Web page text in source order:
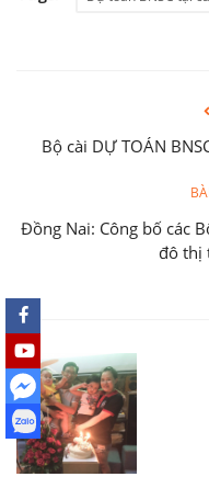
Bộ cài DỰ TOÁN
Đồng Nai: Công bố các
đô thị